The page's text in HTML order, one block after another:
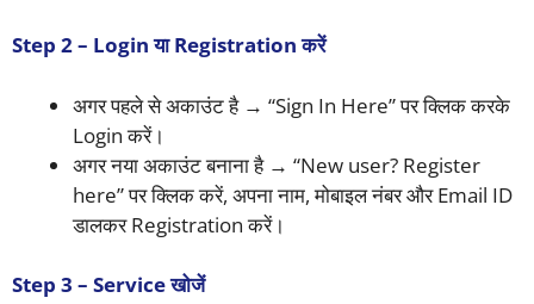
Step 2 – Login या Registration करें
अगर पहले से अकाउंट है → “Sign In Here” पर क्लिक करके
Login करें।
अगर नया अकाउंट बनाना है → “New user? Register
here” पर क्लिक करें, अपना नाम, मोबाइल नंबर और Email ID
डालकर Registration करें।
Step 3 – Service खोजें